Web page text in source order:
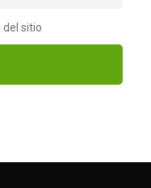
del sitio